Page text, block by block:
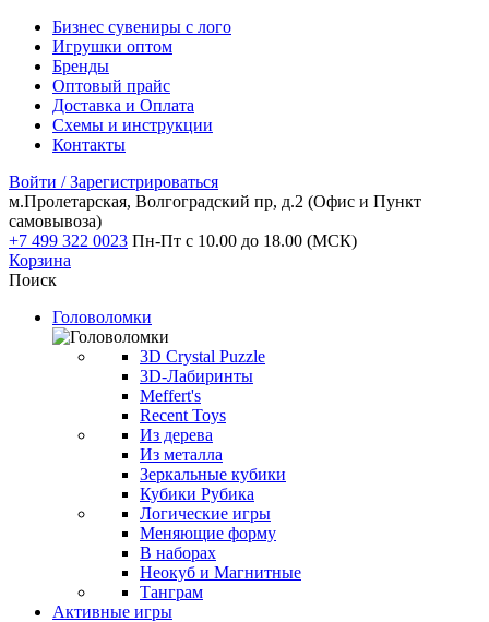
Бизнес сувениры с лого
Игрушки оптом
Бренды
Оптовый прайс
Доставка и Оплата
Схемы и инструкции
Контакты
Войти / Зарегистрироваться
м.Пролетарская, Волгоградский пр, д.2 (Офис и Пункт
самовывоза)
+7 499 322 0023 Пн-Пт с 10.00 до 18.00 (МСК)
Корзина
Поиск
Головоломки
3D Crystal Puzzle
3D-Лабиринты
Meffert's
Recent Toys
Из дерева
Из металла
Зеркальные кубики
Кубики Рубика
Логические игры
Меняющие форму
В наборах
Неокуб и Магнитные
Танграм
Активные игры